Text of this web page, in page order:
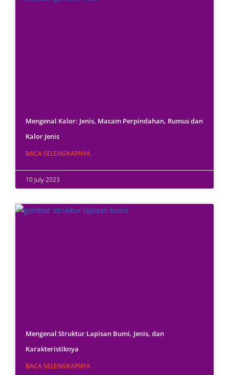
Mengenal Kalor: Jenis, Macam Perpindahan, Rumus dan
Kalor Jenis
BACA SELENGKAPNYA
10 July 2023
Mengenal Struktur Lapisan Bumi, Jenis, dan
Karakteristiknya
BACA SELENGKAPNYA